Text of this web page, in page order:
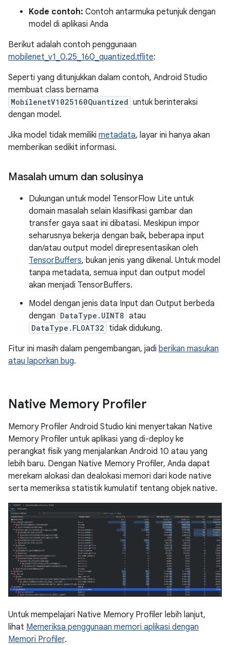
Kode contoh: Contoh antarmuka petunjuk dengan
model di aplikasi Anda
Berikut adalah contoh penggunaan
mobilenet_v1_0.25_160_quantized.tflite:
Seperti yang ditunjukkan dalam contoh, Android Studio
membuat class bernama
MobilenetV1025160Quantized untuk berinteraksi
dengan model.
Jika model tidak memiliki metadata, layar ini hanya akan
memberikan sedikit informasi.
Masalah umum dan solusinya
Dukungan untuk model TensorFlow Lite untuk
domain masalah selain klasifikasi gambar dan
transfer gaya saat ini dibatasi. Meskipun impor
seharusnya bekerja dengan baik, beberapa input
dan/atau output model direpresentasikan oleh
TensorBuffers, bukan jenis yang dikenal. Untuk model
tanpa metadata, semua input dan output model
akan menjadi TensorBuffers.
Model dengan jenis data Input dan Output berbeda
dengan DataType.UINT8 atau
DataType.FLOAT32 tidak didukung.
Fitur ini masih dalam pengembangan, jadi berikan masukan
atau laporkan bug.
Native Memory Profiler
Memory Profiler Android Studio kini menyertakan Native
Memory Profiler untuk aplikasi yang di-deploy ke
perangkat fisik yang menjalankan Android 10 atau yang
lebih baru. Dengan Native Memory Profiler, Anda dapat
merekam alokasi dan dealokasi memori dari kode native
serta memeriksa statistik kumulatif tentang objek native.
Untuk mempelajari Native Memory Profiler lebih lanjut,
lihat Memeriksa penggunaan memori aplikasi dengan
Memori Profiler.